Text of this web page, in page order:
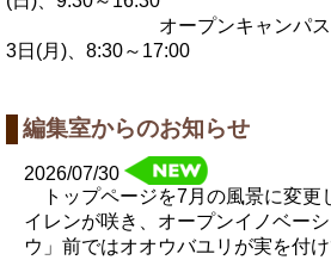
オープンキャンパス：
3日(月)、8:30～17:00
編集室からのお知らせ
2026/07/30
トップページを7月の風景に変更
イレンが咲き、オープンイノベー
ウ」前ではオオウバユリが実を付